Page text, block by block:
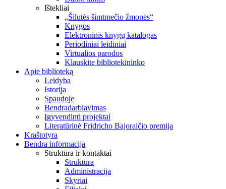
Ištekliai
„Šilutės šimtmečio žmonės“
Knygos
Elektroninis knygų katalogas
Periodiniai leidiniai
Virtualios parodos
Klauskite bibliotekininko
Apie biblioteką
Leidyba
Istorija
Spaudoje
Bendradarbiavimas
Įgyvendinti projektai
Literatūrinė Fridricho Bajoraičio premija
Kraštotyra
Bendra informacija
Struktūra ir kontaktai
Struktūra
Administracija
Skyriai